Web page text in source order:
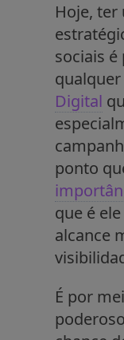
Hoje, ter
sociais é
qualquer
Digital
ponto
que é
alcance
É por